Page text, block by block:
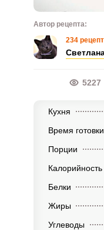
Автор рецепта:
234
5227
Кухня
Время готовки
Порции
Калорийность
Белки
Жиры
Углеводы